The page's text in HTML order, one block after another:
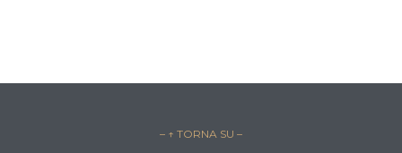
– ↑ TORNA SU –